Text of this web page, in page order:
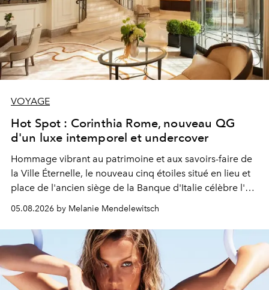
VOYAGE
Hot Spot : Corinthia Rome, nouveau QG
d'un luxe intemporel et undercover
Hommage vibrant au patrimoine et aux savoirs-faire de
la Ville Éternelle, le nouveau cinq étoiles situé en lieu et
place de l'ancien siège de la Banque d'Italie célèbre l'art
de vivre Romain dans toute son élégance intemporelle.
05.08.2026 by Melanie Mendelewitsch